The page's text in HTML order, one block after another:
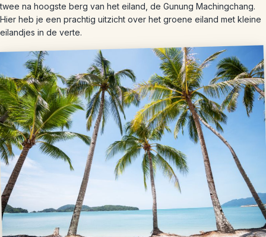
twee na hoogste berg van het eiland, de Gunung Machingchang.
Hier heb je een prachtig uitzicht over het groene eiland met kleine
eilandjes in de verte.